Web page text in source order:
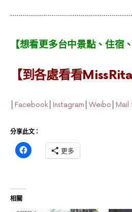
【想看更多台中景點、住宿
【到各處看看MissRita
Facebook Instagram Weibo Mail
分享此文：
更多
相關